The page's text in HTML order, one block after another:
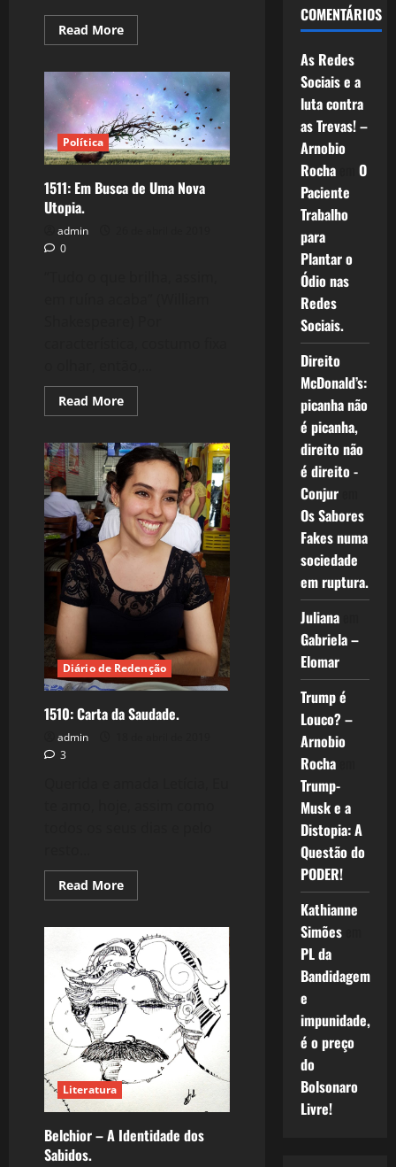
Read MoreRead
more
A
Prisão
de
Lula
é
derrota
da
Conciliação
Classes
Política
1511: Em Busca de Uma Nova
Utopia.
admin
0
Read MoreRead
more
Em
Busca
de
Uma
Nova
Utopia.
Diário de Redenção
1510: Carta da Saudade.
admin
3
Read MoreRead
more
Carta
da
Saudade.
Literatura
Belchior – A Identidade dos
Sabidos.
COMENTÁRIOS
As Redes
Sociais e a
luta contra
as Trevas! –
Arnobio
Rochaem O
Paciente
Trabalho
para
Plantar o
Ódio nas
Redes
Sociais.
Direito
McDonald’s:
picanha não
é picanha,
direito não
é direito -
Conjurem
Os Sabores
Fakes numa
sociedade
em ruptura.
Julianaem
Gabriela –
Elomar
Trump é
Louco? –
Arnobio
Rochaem
Trump-
Musk e a
Distopia: A
Questão do
PODER!
Kathianne
Simõesem
PL da
Bandidagem
e
impunidade,
é o preço
do
Bolsonaro
Livre!